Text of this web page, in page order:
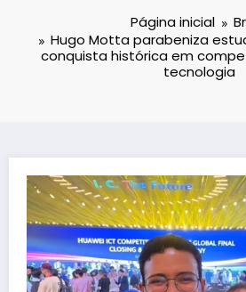
Página inicial
Hugo Motta parabeniza
conquista histórica em
tecnologia